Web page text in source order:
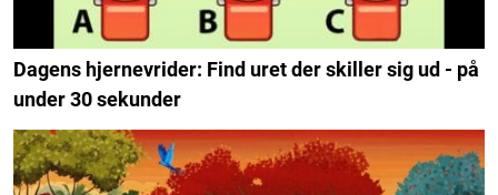
Dagens hjernevrider: Find uret der skiller sig ud - på
under 30 sekunder